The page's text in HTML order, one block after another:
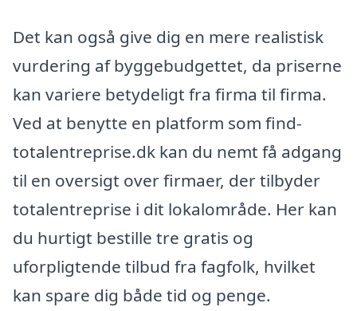
Det kan også give dig en mere realistisk
vurdering af byggebudgettet, da priserne
kan variere betydeligt fra firma til firma.
Ved at benytte en platform som find-
totalentreprise.dk kan du nemt få adgang
til en oversigt over firmaer, der tilbyder
totalentreprise i dit lokalområde. Her kan
du hurtigt bestille tre gratis og
uforpligtende tilbud fra fagfolk, hvilket
kan spare dig både tid og penge.